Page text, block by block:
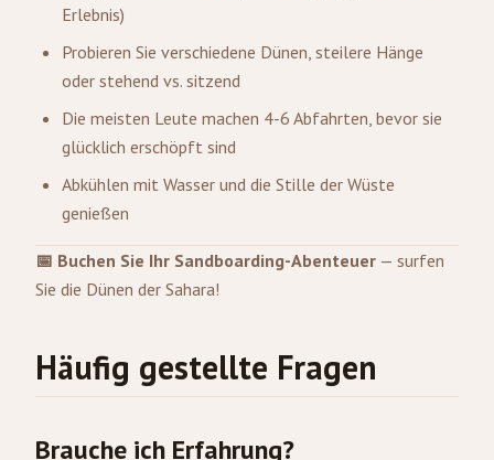
Erlebnis)
Probieren Sie verschiedene Dünen, steilere Hänge
oder stehend vs. sitzend
Die meisten Leute machen 4-6 Abfahrten, bevor sie
glücklich erschöpft sind
Abkühlen mit Wasser und die Stille der Wüste
genießen
📅 Buchen Sie Ihr Sandboarding-Abenteuer — surfen
Sie die Dünen der Sahara!
Häufig gestellte Fragen
Brauche ich Erfahrung?